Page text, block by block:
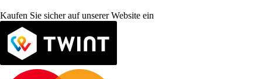
Kaufen Sie sicher auf unserer Website ein